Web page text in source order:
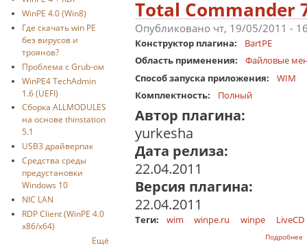
WinPE 4.0 (Win8)
Где скачать win PE
без вирусов и
троянов?
Проблема с Grub-ом
WinPE4 TechAdmin
1.6 (UEFI)
Сборка ALLMODULES
на основе thinstation
5.1
USB3 драйверпак
Средства среды
предустановки
Windows 10
NIC LAN
RDP Client (WinPE 4.0
x86/x64)
Ещё
Total Commander
Опубликовано чт, 19/05/2011 -
Конструктор плагина:
BartPE
Область применения:
Файловые
Способ запуска приложения:
WIM
Комплектность:
Полный
Автор плагина:
yurkesha
Дата релиза:
22.04.2011
Версия плагина:
22.04.2011
Теги: wim winpe.ru winpe LiveCD
Подробнее